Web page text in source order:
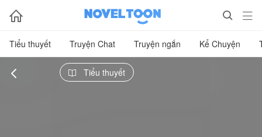
  
Tiểu thuyết Truyện Chat Truyện ngắn Kể Chuyện
  Tiểu thuyết